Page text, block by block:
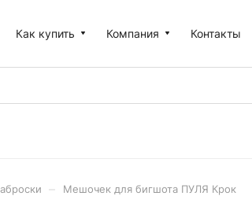
Как купить Компания Контакты
Мешочек для бигшота ПУЛЯ Крок